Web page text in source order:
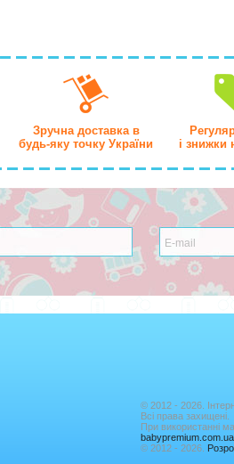
Зручна доставка в
будь-яку точку України
і знижки
© 2012 - 2026.
Всі права захищені.
При використанні
babypremium.com.ua
© 2012 - 2026.